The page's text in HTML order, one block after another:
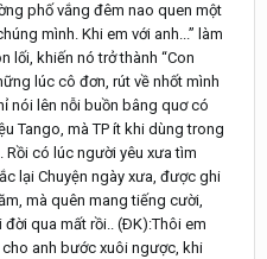
phố vắng đêm nao quen một
mình. Khi em với anh...” làm
lối, khiến nó trở thành “Con
lúc cô đơn, rút về nhốt mình
nói lên nỗi buồn bâng quơ có
Tango, mà TP ít khi dùng trong
Rồi có lúc người yêu xưa tìm
lại Chuyện ngày xưa, được ghi
mà quên mang tiếng cười,
qua mất rồi.. (ÐK):Thôi em
anh bước xuôi ngược, khi